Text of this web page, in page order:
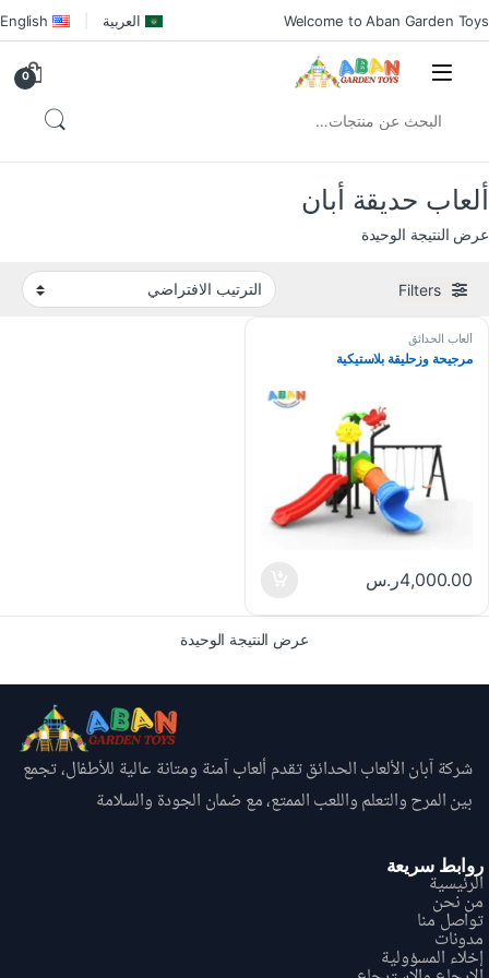
Welcome to Aban Garden Toys العربية English
0
ألعاب حديقة أبان
عرض النتيجة الوحيدة
Filters
ألعاب الحدائق
مرجيحة وزحليقة بلاستيكية
4,000.00ر.س
عرض النتيجة الوحيدة
شركة آبان الألعاب الحدائق تقدم ألعاب آمنة ومتانة عالية للأطفال، تجمع
بين المرح والتعلم واللعب الممتع، مع ضمان الجودة والسلامة
روابط سريعة
الرئيسية
من نحن
تواصل منا
مدونات
إخلاء المسؤولية